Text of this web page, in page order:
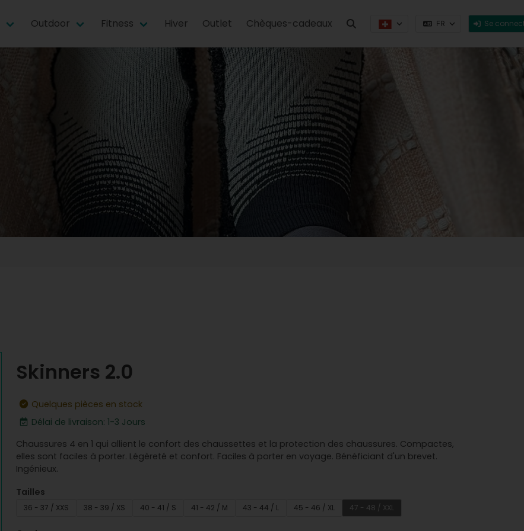
Outdoor Fitness Hiver Outlet Chèques-cadeaux FR Se
Skinners 2.0
Quelques pièces en stock
Délai de livraison: 1-3 Jours
Chaussures 4 en 1 qui allient le confort des chaussettes et la protection des chaussures. Compactes,
elles sont faciles à porter. Légèreté et confort. Faciles à porter en voyage. Bénéficiant d'un brevet.
Ingénieux.
Tailles
36 - 37 / XXS 38 - 39 / XS 40 - 41 / S 41 - 42 / M 43 - 44 / L 45 - 46 / XL 47 - 48 / XXL